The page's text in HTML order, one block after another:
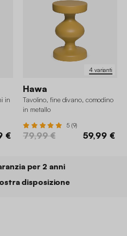
in
€
4 varianti
Hawa
Tavolino, fine divano, comodino
in metallo
5 (9)
79,99 € 59,99 €
per 2 anni
disposizione